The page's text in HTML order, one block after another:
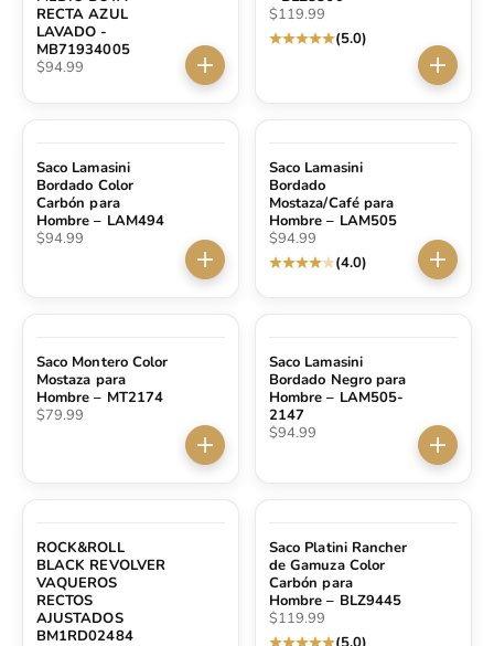
RECTA AZUL
LAVADO -
MB71934005
Precio de oferta
$94.99 Elige opciones
Precio de oferta
$119.99
(5.0)
Elige
Saco Lamasini
Bordado Color
Carbón para
Hombre – LAM494
Precio de oferta
$94.99
Elige opciones
Saco Lamasini
Bordado
Mostaza/Café para
Hombre – LAM505
Precio de oferta
$94.99
(4.0)
Elige
Saco Montero Color
Mostaza para
Hombre – MT2174
Precio de oferta
$79.99
Elige opciones
Saco Lamasini
Bordado Negro para
Hombre – LAM505-
2147
Precio de oferta
$94.99
Elige
ROCK&ROLL
BLACK REVOLVER
VAQUEROS
RECTOS
AJUSTADOS
BM1RD02484
Saco Platini Rancher
de Gamuza Color
Carbón para
Hombre – BLZ9445
Precio de oferta
$119.99